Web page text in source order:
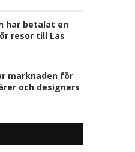
har betalat en
resor till Las
marknaden för
och designers